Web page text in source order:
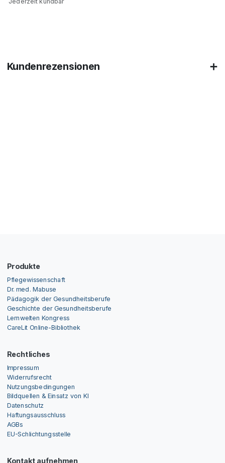
Kundenrezensionen
Produkte
Pflegewissenschaft
Dr. med. Mabuse
Pädagogik der Gesundheitsberufe
Geschichte der Gesundheitsberufe
Lernwelten Kongress
CareLit Online-Bibliothek
Rechtliches
Impressum
Widerrufsrecht
Nutzungsbedingungen
Bildquellen & Einsatz von KI
Datenschutz
Haftungsausschluss
AGBs
EU-Schlichtungsstelle
Kontakt aufnehmen